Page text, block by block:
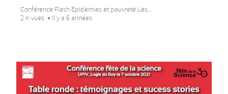
Conférence Flash Épidémies et pauvreté Les...
2 K vues
Il y a 6 années